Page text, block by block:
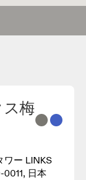
梅
ワー LINKS
日本